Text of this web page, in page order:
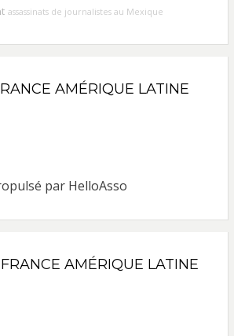
assassinats de journalistes au Mexique
AMÉRIQUE LATINE
par HelloAsso
AMÉRIQUE LATINE